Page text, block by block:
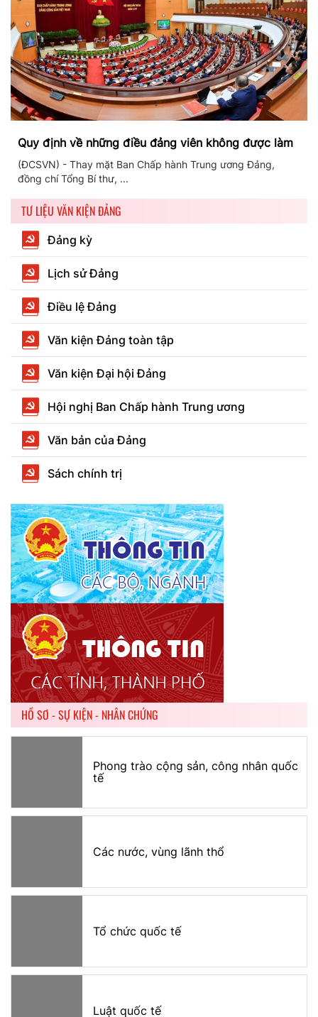
Quy định về những điều đảng viên không được làm
(ĐCSVN) - Thay mặt Ban Chấp hành Trung ương Đảng,
đồng chí Tổng Bí thư, ...
TƯ LIỆU VĂN KIỆN ĐẢNG
Đảng kỳ
Lịch sử Đảng
Điều lệ Đảng
Văn kiện Đảng toàn tập
Văn kiện Đại hội Đảng
Hội nghị Ban Chấp hành Trung ương
Văn bản của Đảng
Sách chính trị
HỒ SƠ - SỰ KIỆN - NHÂN CHỨNG
Phong trào cộng sản, công nhân quốc
tế
Các nước, vùng lãnh thổ
Tổ chức quốc tế
Luật quốc tế